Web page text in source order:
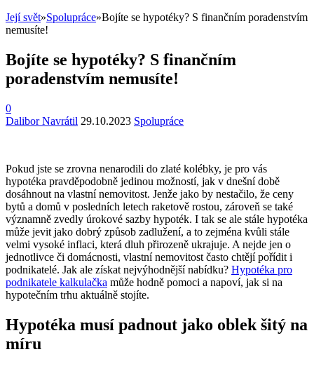
Její svět»Spolupráce»Bojíte se hypotéky? S finančním poradenstvím
nemusíte!
Bojíte se hypotéky? S finančním
poradenstvím nemusíte!
0
Dalibor Navrátil 29.10.2023 Spolupráce
Pokud jste se zrovna nenarodili do zlaté kolébky, je pro vás
hypotéka pravděpodobně jedinou možností, jak v dnešní době
dosáhnout na vlastní nemovitost. Jenže jako by nestačilo, že ceny
bytů a domů v posledních letech raketově rostou, zároveň se také
významně zvedly úrokové sazby hypoték. I tak se ale stále hypotéka
může jevit jako dobrý způsob zadlužení, a to zejména kvůli stále
velmi vysoké inflaci, která dluh přirozeně ukrajuje. A nejde jen o
jednotlivce či domácnosti, vlastní nemovitost často chtějí pořídit i
podnikatelé. Jak ale získat nejvýhodnější nabídku? Hypotéka pro
podnikatele kalkulačka může hodně pomoci a napoví, jak si na
hypotečním trhu aktuálně stojíte.
Hypotéka musí padnout jako oblek šitý na
míru